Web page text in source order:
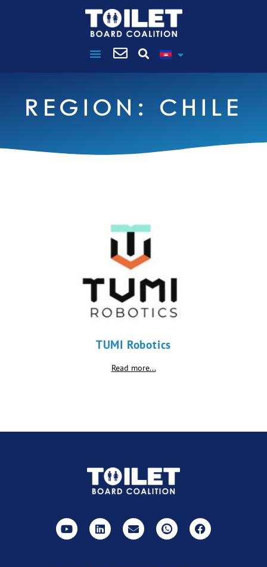
REGION: CHILE
TUMI Robotics
Read more...